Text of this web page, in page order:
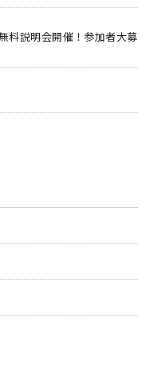
料説明会開催！参加者大募